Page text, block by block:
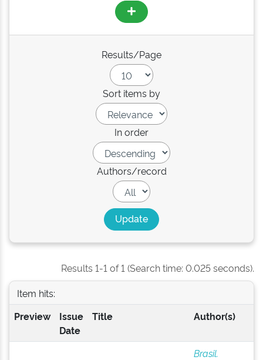
Results/Page
Sort items by
In order
Authors/record
Results 1-1 of 1 (Search time: 0.025 seconds).
Item hits:
Preview
Issue
Date
Title Author(s)
Brasil.